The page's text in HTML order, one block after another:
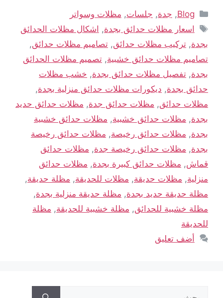
Blog
, جدة, جلسات, مظلات وسواتر
اسعار مظلات حدائق بجدة, اشكال مظلات الحدائق
بجدة, تركيب مظلات حدائق, تصاميم مظلات حدائق,
تصاميم مظلات حدائق خشبية, تصميم مظلات الحدائق
بجدة, تفصيل مظلات حدائق بجدة, خشب مظلات
حدائق بجدة, ديكورات مظلات حدائق منزلية بجدة,
مظلات حدائق, مظلات حدائق جدة, مظلات حدائق حديد
بجدة, مظلات حدائق خشبية, مظلات حدائق خشبية
بجدة, مظلات حدائق رخيصة, مظلات حدائق رخيصة
بجدة, مظلات حدائق رخيصة جدة, مظلات حدائق
قماش, مظلات حدائق كبيرة بجدة, مظلات حدائق
منزلية, مظلات حديقة, مظلات للحديقة, مظلة حديقة,
مظلة حديقة حديد بجدة, مظلة حديقة منزلية بجدة,
مظلة خشبية للحدائق, مظلة خشبية للحديقة, مظلة
للحديقة
أضف تعليق